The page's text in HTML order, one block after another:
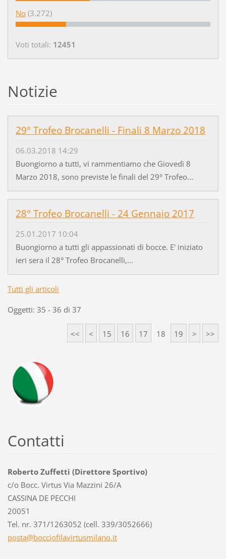
No (3.272)
Voti totali: 12451
Notizie
29° Trofeo Brocanelli - Finali 8 Marzo 2018
06.03.2018 14:29
Buongiorno a tutti, vi rammentiamo che Giovedì 8
Marzo 2018, sono previste le finali del 29° Trofeo...
28° Trofeo Brocanelli - 24 Gennaio 2017
25.01.2017 10:04
Buongiorno a tutti gli appassionati di bocce. E' iniziato
ieri sera il 28° Trofeo Brocanelli,...
Tutti gli articoli
Oggetti: 35 - 36 di 37
<< < 15 16 17 18 19 > >>
Contatti
Roberto Zuffetti (Direttore Sportivo)
c/o Bocc. Virtus Via Mazzini 26/A
CASSINA DE PECCHI
20051
Tel. nr. 371/1263052 (cell. 339/3052666)
posta@bocciofilavirtusmilano.it